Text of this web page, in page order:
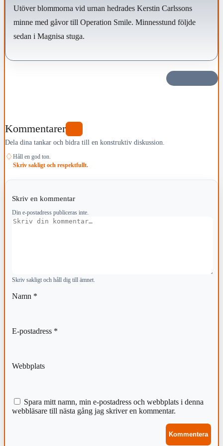
Utöver blommorna vid urnan hedrades Kerstin Carlssons
minne med gåvor till Operation Smile. Minnesstund följde
sedan i Magnisa stuga.
Kommentarer
Dela dina tankar och bidra till en konstruktiv diskussion.
♢ Håll en god ton.
Skriv sakligt och respektfullt.
Skriv en kommentar
Din e-postadress publiceras inte.
Kommentar
Skriv sakligt och håll dig till ämnet.
Namn *
E-postadress *
Webbplats
Spara mitt namn, min e-postadress och webbplats i denna
webbläsare till nästa gång jag skriver en kommentar.